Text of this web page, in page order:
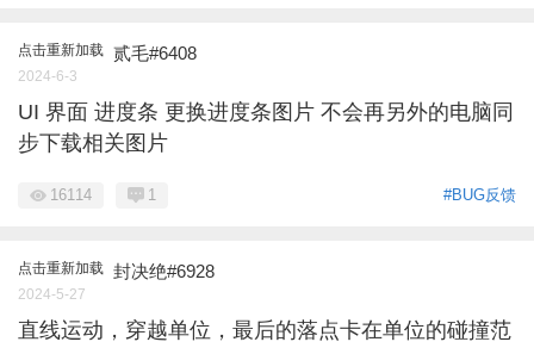
点击重新加载 贰毛#6408
2024-6-3
UI 界面 进度条 更换进度条图片 不会再另外的电脑同
步下载相关图片
#BUG反馈
16114 1
点击重新加载 封决绝#6928
2024-5-27
直线运动，穿越单位，最后的落点卡在单位的碰撞范